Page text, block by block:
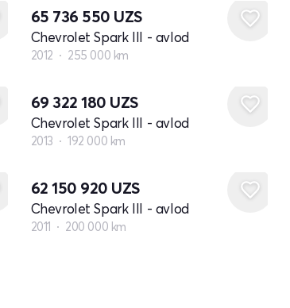
65 736 550 UZS
Chevrolet Spark III - avlod
2012 255 000 km
69 322 180 UZS
Chevrolet Spark III - avlod
2013 192 000 km
62 150 920 UZS
Chevrolet Spark III - avlod
2011 200 000 km